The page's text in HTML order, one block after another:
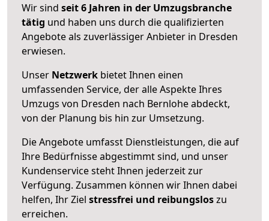
Wir sind seit 6 Jahren in der Umzugsbranche
tätig und haben uns durch die qualifizierten
Angebote als zuverlässiger Anbieter in Dresden
erwiesen.
Unser Netzwerk bietet Ihnen einen
umfassenden Service, der alle Aspekte Ihres
Umzugs von Dresden nach Bernlohe abdeckt,
von der Planung bis hin zur Umsetzung.
Die Angebote umfasst Dienstleistungen, die auf
Ihre Bedürfnisse abgestimmt sind, und unser
Kundenservice steht Ihnen jederzeit zur
Verfügung. Zusammen können wir Ihnen dabei
helfen, Ihr Ziel stressfrei und reibungsloszu
erreichen.